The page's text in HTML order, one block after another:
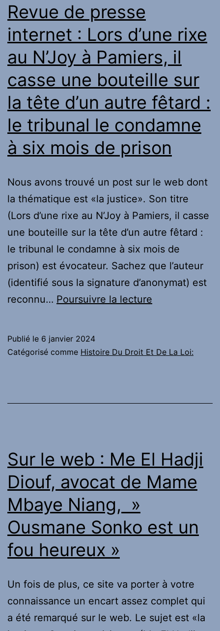
2
Droit
des
Etrangers
Revue de presse
internet : Lors d’une rixe
au N’Joy à Pamiers, il
casse une bouteille sur
la tête d’un autre fêtard :
le tribunal le condamne
à six mois de prison
Nous avons trouvé un post sur le web dont
la thématique est «la justice». Son titre
(Lors d’une rixe au N’Joy à Pamiers, il casse
une bouteille sur la tête d’un autre fêtard :
le tribunal le condamne à six mois de
prison) est évocateur. Sachez que l’auteur
(identifié sous la signature d’anonymat) est
reconnu… Poursuivre la lecture
internet
à
Pamiers,
une
la
tête
d’un
Publié le 6 janvier 2024
Catégorisé comme Histoire Du Droit Et De La Loi:
Sur le web : Me El Hadji
Diouf, avocat de Mame
Mbaye Niang, »
Ousmane Sonko est un
fou heureux »
Un fois de plus, ce site va porter à votre
connaissance un encart assez complet qui
a été remarqué sur le web. Le sujet est «la